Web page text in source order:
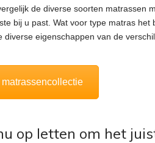
de diverse soorten matrassen
bij u past. Wat voor type matras
diverse eigenschappen van de
op letten om het